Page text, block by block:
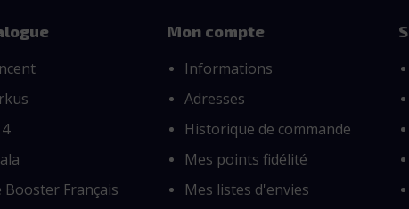
Booster Français
Mon compte
Informations
Adresses
Historique de commande
Mes points fidélité
Mes listes d'envies